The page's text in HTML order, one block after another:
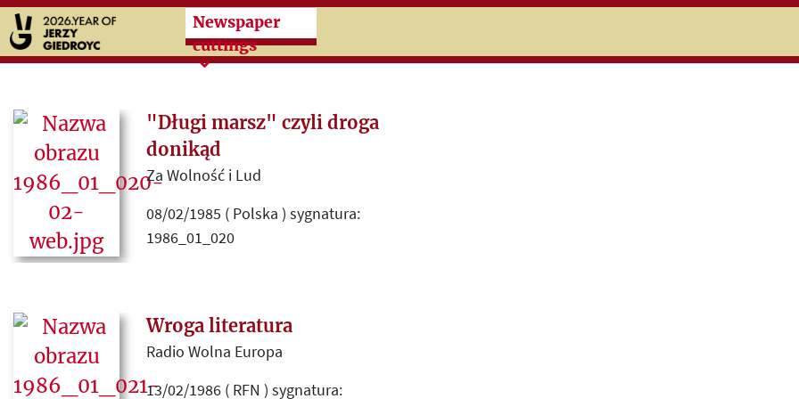
Przeskocz do treści zasadniczej
Newspaper
cuttings
"Długi marsz" czyli droga
donikąd
Za Wolność i Lud
08/02/1985 ( Polska ) sygnatura:
1986_01_020
komunistyczny zmian i jałowość
programów opozycji, w tym tych
Wroga literatura
Radio Wolna Europa
13/02/1986 ( RFN ) sygnatura: